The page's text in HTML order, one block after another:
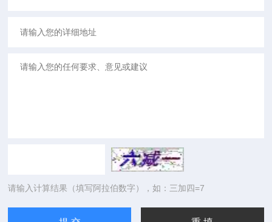
请输入计算结果（填写阿拉伯数字），如：三加四=7